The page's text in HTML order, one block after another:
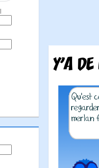
Y'A DE